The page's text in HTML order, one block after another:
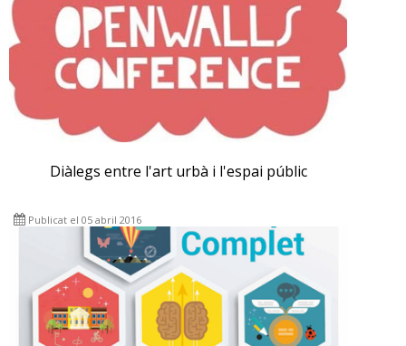
Diàlegs entre l'art urbà i l'espai públic
Publicat el 05 abril 2016